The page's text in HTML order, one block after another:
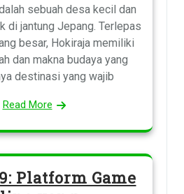
sebuah desa kecil dan
di jantung Jepang. Terlepas
besar, Hokiraja memiliki
dan makna budaya yang
destinasi yang wajib
Read More
Platform Game